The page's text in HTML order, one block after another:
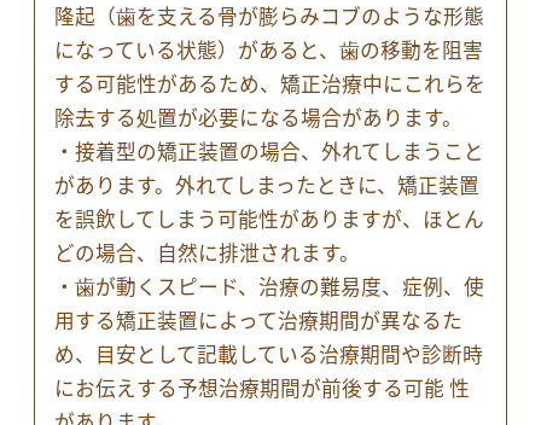
隆起（歯を支える骨が膨らみコブのような形態
になっている状態）があると、歯の移動を阻害
する可能性があるため、矯正治療中にこれらを
除去する処置が必要になる場合があります。
・接着型の矯正装置の場合、外れてしまうこと
があります。外れてしまったときに、矯正装置
を誤飲してしまう可能性がありますが、ほとん
どの場合、自然に排泄されます。
・歯が動くスピード、治療の難易度、症例、使
用する矯正装置によって治療期間が異なるた
め、目安として記載している治療期間や診断時
にお伝えする予想治療期間が前後する可能 性